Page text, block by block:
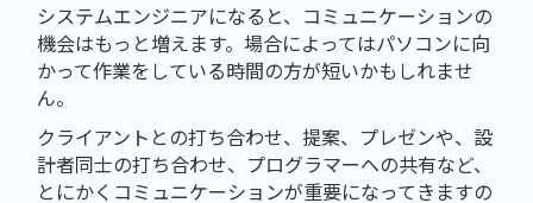
システムエンジニアになると、コミュニケーションの
機会はもっと増えます。場合によってはパソコンに向
かって作業をしている時間の方が短いかもしれませ
ん。
クライアントとの打ち合わせ、提案、プレゼンや、設
計者同士の打ち合わせ、プログラマーへの共有など、
とにかくコミュニケーションが重要になってきますの